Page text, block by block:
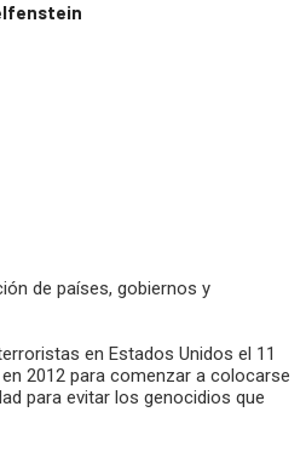
de países, gobiernos y
en Estados Unidos el 11
2012 para comenzar a colocarse
para evitar los genocidios que